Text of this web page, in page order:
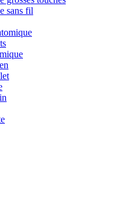
sans fil